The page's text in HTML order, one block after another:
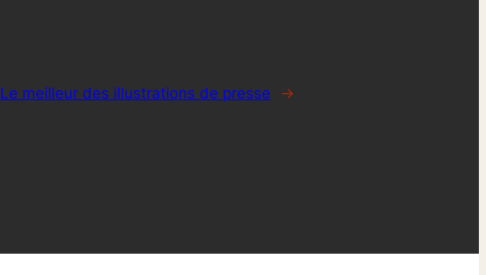
Le meilleur des illustrations de presse →